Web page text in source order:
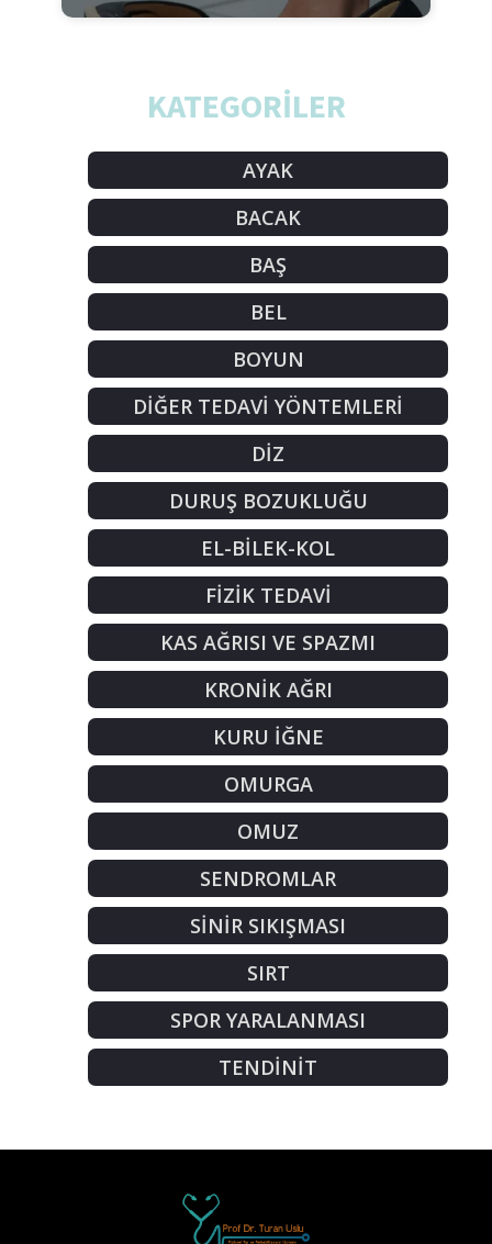
KATEGORİLER
AYAK
BACAK
BAŞ
BEL
BOYUN
DİĞER TEDAVİ YÖNTEMLERİ
DİZ
DURUŞ BOZUKLUĞU
EL-BİLEK-KOL
FİZİK TEDAVİ
KAS AĞRISI VE SPAZMI
KRONİK AĞRI
KURU İĞNE
OMURGA
OMUZ
SENDROMLAR
SİNİR SIKIŞMASI
SIRT
SPOR YARALANMASI
TENDİNİT